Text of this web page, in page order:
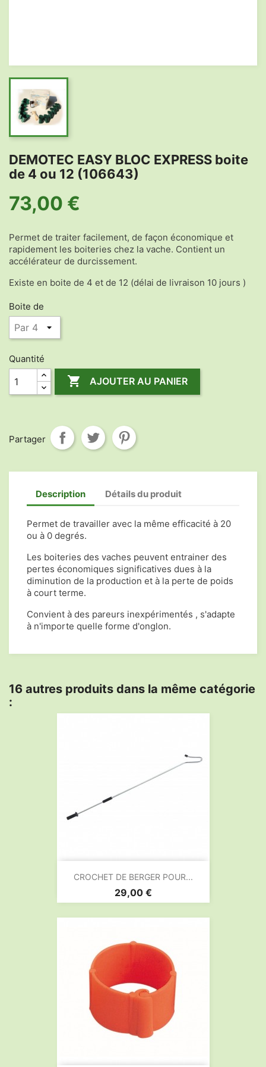
DEMOTEC EASY BLOC EXPRESS boite
de 4 ou 12 (106643)
73,00 €
Permet de traiter facilement, de façon économique et
rapidement les boiteries chez la vache. Contient un
accélérateur de durcissement.
Existe en boite de 4 et de 12 (délai de livraison 10 jours )
Boite de
Quantité
 AJOUTER AU PANIER
Partager
Description Détails du produit
Permet de travailler avec la même efficacité à 20
ou à 0 degrés.
Les boiteries des vaches peuvent entrainer des
pertes économiques significatives dues à la
diminution de la production et à la perte de poids
à court terme.
Convient à des pareurs inexpérimentés , s'adapte
à n'importe quelle forme d'onglon.
16 autres produits dans la même catégorie
:
CROCHET DE BERGER POUR...
Prix
29,00 €